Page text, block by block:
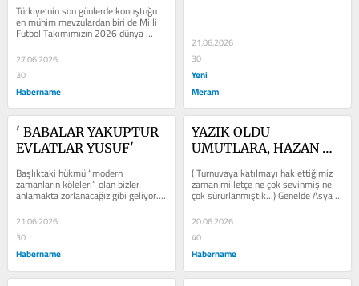
Türkiye’nin son günlerde konuştuğu
en mühim mevzulardan biri de Milli
Futbol Takımımızın 2026 dünya
kupasında aldığı beklenmedik...
27.06.2026
30
Habername
21.06.2026
30
Yeni
Meram
' BABALAR YAKUPTUR
EVLATLAR YUSUF'
Başlıktaki hükmü “modern
zamanların köleleri” olan bizler
anlamakta zorlanacağız gibi geliyor.
Bu nedenle öncelikle fıtrattan,
özden...
21.06.2026
30
Habername
YAZIK OLDU
UMUTLARA, HAZAN
( Turnuvaya katılmayı hak ettiğimiz
zaman milletçe ne çok sevinmiş ne
çok sürurlanmıştık...) Genelde Asya
toplumları, özelde ise Türk...
20.06.2026
40
Habername